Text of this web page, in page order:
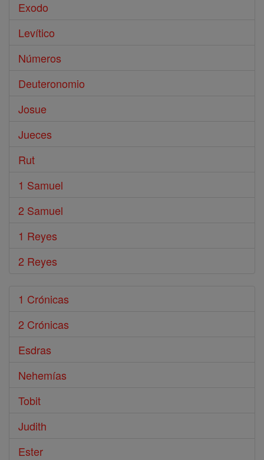
Exodo
Levítico
Números
Deuteronomio
Josue
Jueces
Rut
1 Samuel
2 Samuel
1 Reyes
2 Reyes
1 Crónicas
2 Crónicas
Esdras
Nehemías
Tobit
Judith
Ester